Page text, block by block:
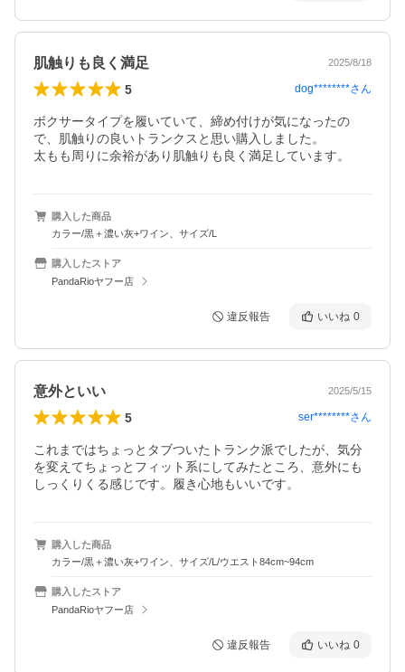
肌触りも良く満足 2025/8/18
5 dog********さん
ボクサータイプを履いていて、締め付けが気になったの
で、肌触りの良いトランクスと思い購入しました。
購入した商品
カラー/黒＋濃い灰+ワイン、サイズ/L
購入したストア
PandaRioヤフー店
違反報告 いいね 0
意外といい 2025/5/15
5 ser********さん
これまではちょっとタブついたトランク派でしたが、気分
を変えてちょっとフィット系にしてみたところ、意外にも
しっくりくる感じです。履き心地もいいです。
購入した商品
カラー/黒＋濃い灰+ワイン、サイズ/L/ウエスト84cm~94cm
購入したストア
PandaRioヤフー店
違反報告 いいね 0